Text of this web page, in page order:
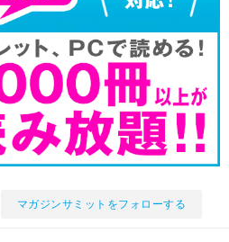
マガジンサミットをフォローする